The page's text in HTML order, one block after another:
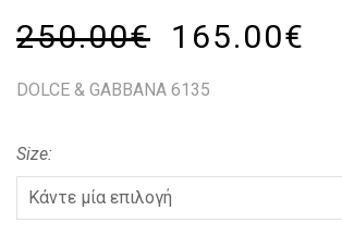
250.00€ 165.00€
DOLCE & GABBANA 6135
Size